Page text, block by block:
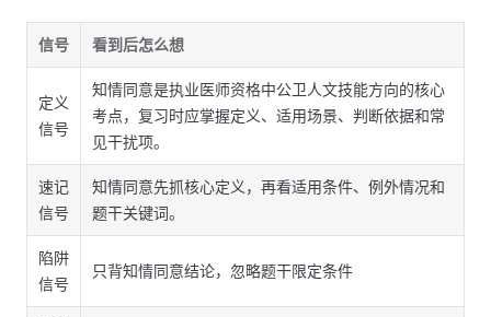
信号 看到后怎么想
定义
信号
知情同意是执业医师资格中公卫人文技能方向的核心
考点，复习时应掌握定义、适用场景、判断依据和常
见干扰项。
速记
信号
知情同意先抓核心定义，再看适用条件、例外情况和
题干关键词。
陷阱
信号
只背知情同意结论，忽略题干限定条件